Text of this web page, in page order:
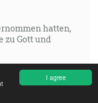
I agree
hatten,
zu Gott und